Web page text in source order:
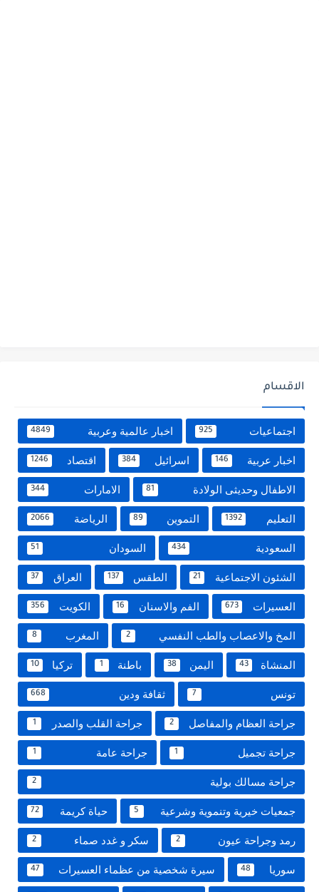
الاقسام
اجتماعيات 925 اخبار عالمية وعربية 4849
اخبار عربية 146 اسرائيل 384 اقتصاد 1246
الاطفال وحديثى الولادة 81 الامارات 344
التعليم 1392 التموين 89 الرياضة 2066
السعودية 434 السودان 51
الشئون الاجتماعية 21 الطقس 137 العراق 37
العسيرات 673 الفم والاسنان 16 الكويت 356
المخ والاعصاب والطب النفسي 2 المغرب 8
المنشاة 43 اليمن 38 باطنة 1 تركيا 10
تونس 7 ثقافة ودين 668
جراحة العظام والمفاصل 2 جراحة القلب والصدر 1
جراحة تجميل 1 جراحة عامة 1
جراحة مسالك بولية 2
جمعيات خيرية وتنموية وشرعية 5 حياة كريمة 72
رمد وجراحة عيون 2 سكر و غدد صماء 2
سوريا 48 سيرة شخصية من عظماء العسيرات 47